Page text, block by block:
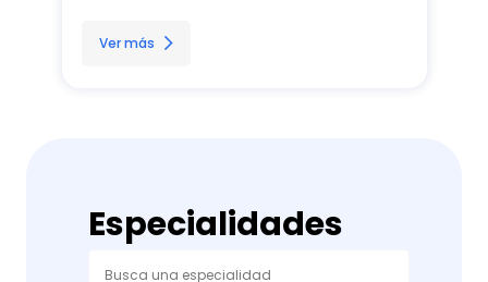
Ver más
Especialidades